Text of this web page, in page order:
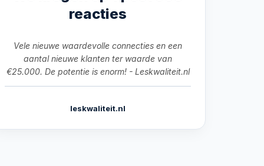
reacties
Vele nieuwe waardevolle connecties en een
aantal nieuwe klanten ter waarde van
€25.000. De potentie is enorm! - Leskwaliteit.nl
leskwaliteit.nl